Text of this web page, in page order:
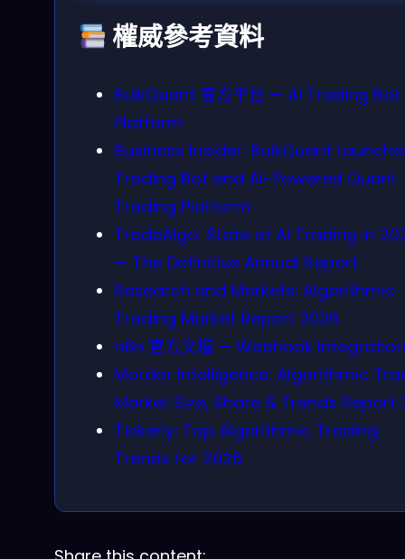
權威參考資料
BulkQuant 官方平台 — AI Trading Bot
Platform
Business Insider: BulkQuant
Trading Bot and AI-Powered Quant
Trading Platform
TradeAlgo: State of AI Trading in
— The Definitive Annual Report
Research and Markets: Algorithmic
Trading Market Report 2026
n8n 官方文檔 — Webhook
Mordor Intelligence: Algorithmic
Market Size, Share & Trends Report
Tickerly: Top Algorithmic Trading
Trends for 2026